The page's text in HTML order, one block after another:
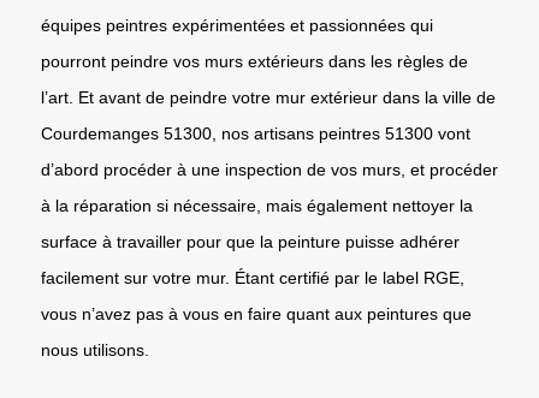
équipes peintres expérimentées et passionnées qui
pourront peindre vos murs extérieurs dans les règles de
l’art. Et avant de peindre votre mur extérieur dans la ville de
Courdemanges 51300, nos artisans peintres 51300 vont
d’abord procéder à une inspection de vos murs, et procéder
à la réparation si nécessaire, mais également nettoyer la
surface à travailler pour que la peinture puisse adhérer
facilement sur votre mur. Étant certifié par le label RGE,
vous n’avez pas à vous en faire quant aux peintures que
nous utilisons.